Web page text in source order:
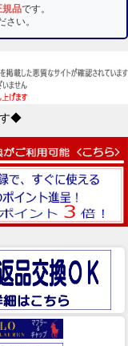
規品です。
い。
す◆